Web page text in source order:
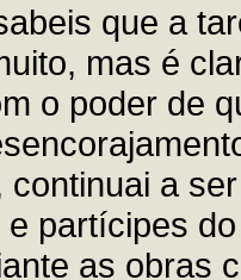
que a
mas é
o poder de
continuai a
e partícipes
as obras